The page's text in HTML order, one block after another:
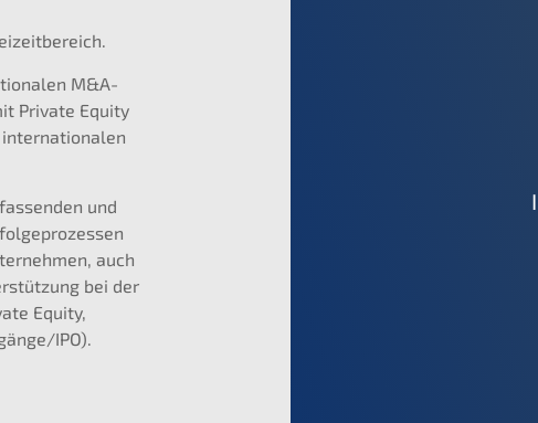
M&A-
Private Equity
internationalen
und
auch
bei der
Equity,
IPO).